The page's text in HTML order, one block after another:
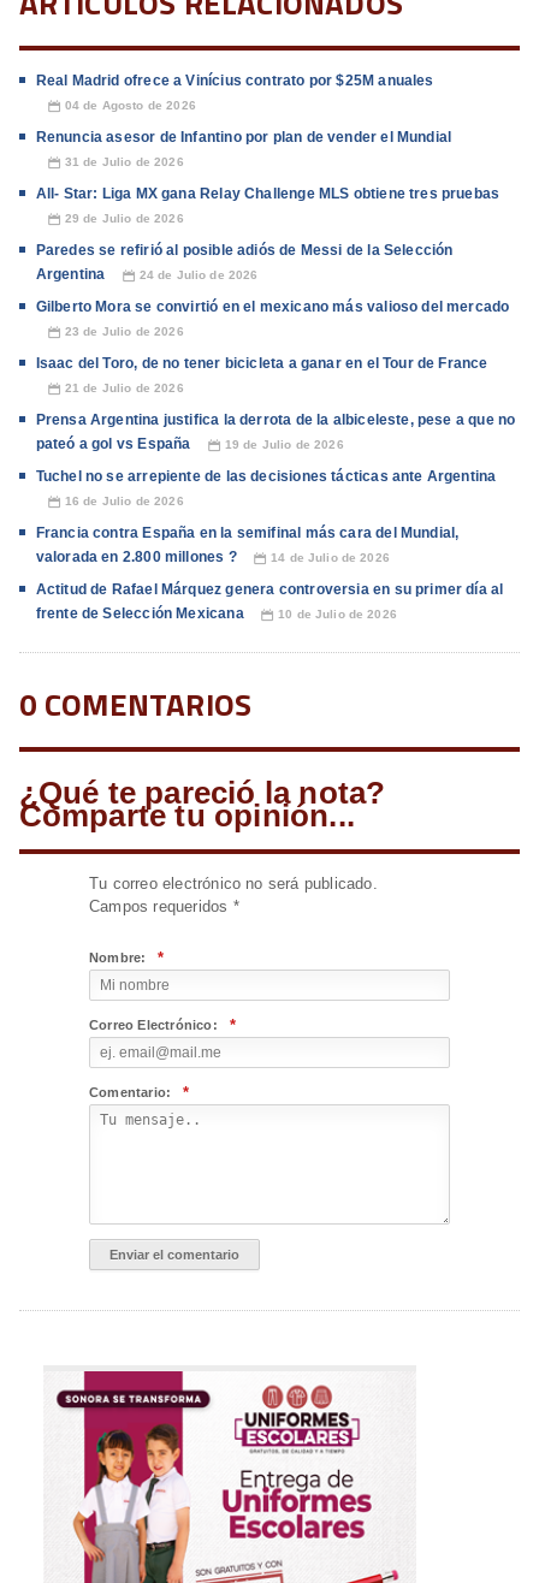
Real Madrid ofrece a Vinícius contrato por $25M anuales
📅 04 de Agosto de 2026
Renuncia asesor de Infantino por plan de vender el Mundial
📅 31 de Julio de 2026
All- Star: Liga MX gana Relay Challenge MLS obtiene tres pruebas
📅 29 de Julio de 2026
Paredes se refirió al posible adiós de Messi de la Selección
Argentina
📅 24 de Julio de 2026
Gilberto Mora se convirtió en el mexicano más valioso del mercado
📅 23 de Julio de 2026
Isaac del Toro, de no tener bicicleta a ganar en el Tour de France
📅 21 de Julio de 2026
Prensa Argentina justifica la derrota de la albiceleste, pese a que no
pateó a gol vs España
📅 19 de Julio de 2026
Tuchel no se arrepiente de las decisiones tácticas ante Argentina
📅 16 de Julio de 2026
Francia contra España en la semifinal más cara del Mundial,
valorada en 2.800 millones ?
📅 14 de Julio de 2026
Actitud de Rafael Márquez genera controversia en su primer día al
frente de Selección Mexicana
📅 10 de Julio de 2026
0 COMENTARIOS
¿Qué te pareció la nota?
Comparte tu opinión...
Tu correo electrónico no será publicado.
Campos requeridos *
Nombre: *
Correo Electrónico: *
Comentario: *